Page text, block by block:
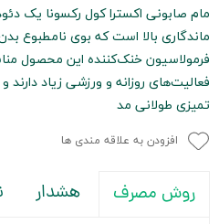
مام صابونی اکسترا کول رکسونا یک
ماندگاری بالا است که بوی نامطبوع
فرمولاسیون خنک‌کننده این محصول
فعالیت‌های روزانه و ورزشی زیاد
تمیزی طولانی مد
افزودن به علاقه مندی ها
روش مصرف هشدار